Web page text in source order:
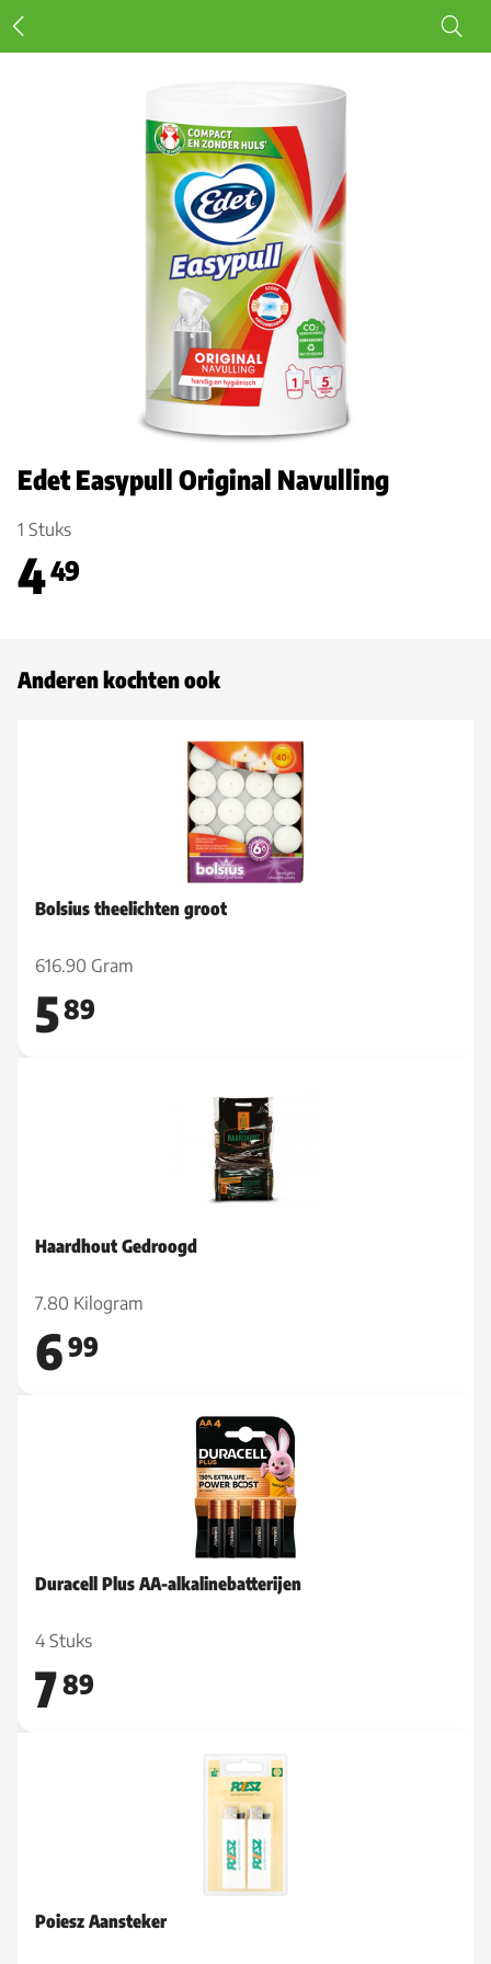
Edet Easypull Original Navulling
1 Stuks
449
Anderen kochten ook
Bolsius theelichten groot
616.90 Gram
589
Haardhout Gedroogd
7.80 Kilogram
699
Duracell Plus AA-alkalinebatterijen
4 Stuks
789
Poiesz Aansteker